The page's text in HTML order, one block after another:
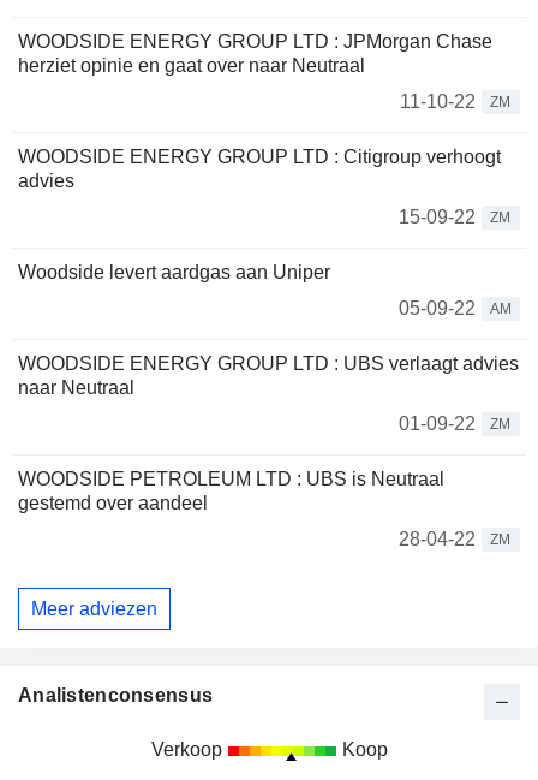
WOODSIDE ENERGY GROUP LTD : JPMorgan Chase
herziet opinie en gaat over naar Neutraal
11-10-22
ZM
WOODSIDE ENERGY GROUP LTD : Citigroup verhoogt
advies
15-09-22
ZM
Woodside levert aardgas aan Uniper
05-09-22
AM
WOODSIDE ENERGY GROUP LTD : UBS verlaagt advies
naar Neutraal
01-09-22
ZM
WOODSIDE PETROLEUM LTD : UBS is Neutraal
gestemd over aandeel
28-04-22
ZM
Meer adviezen
Analistenconsensus
Verkoop Koop